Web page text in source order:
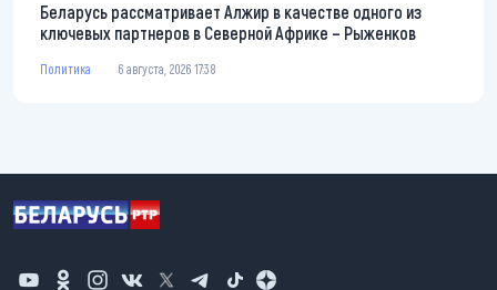
Беларусь рассматривает Алжир в качестве одного из
ключевых партнеров в Северной Африке – Рыженков
Политика 6 августа, 2026 17:38